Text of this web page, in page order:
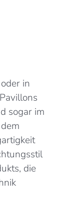
in
sogar im
die